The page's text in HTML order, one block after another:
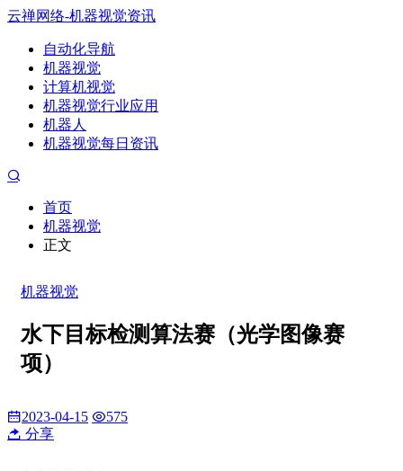
云禅网络-机器视觉资讯
自动化导航
机器视觉
计算机视觉
机器视觉行业应用
机器人
机器视觉每日资讯
首页
机器视觉
正文
机器视觉
水下目标检测算法赛（光学图像赛
项）
2023-04-15
575
分享